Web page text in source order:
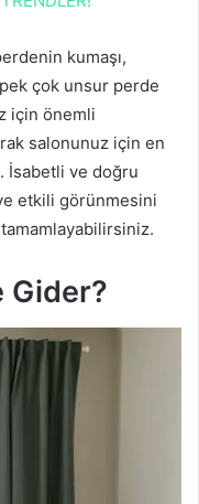
kumaşı,
çok unsur perde
için önemli
salonunuz için en
İsabetli ve doğru
etkili görünmesini
Gider?